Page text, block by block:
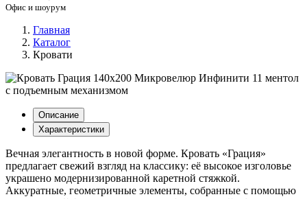
Офис и шоурум
Главная
Каталог
Кровати
Описание
Характеристики
Вечная элегантность в новой форме. Кровать «Грация»
предлагает свежий взгляд на классику: её высокое изголовье
украшено модернизированной каретной стяжкой.
Аккуратные, геометричные элементы, собранные с помощью